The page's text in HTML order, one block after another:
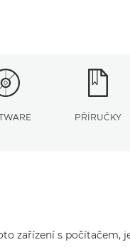
PŘÍRUČKY
zařízení s počítačem,